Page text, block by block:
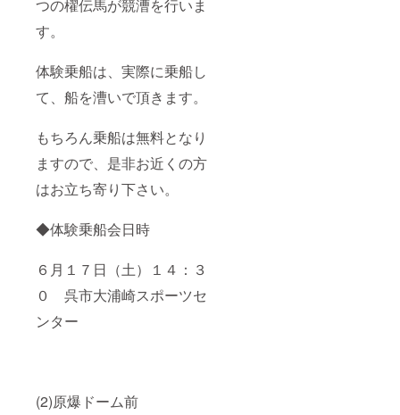
つの櫂伝馬が競漕を行いま
す。
体験乗船は、実際に乗船し
て、船を漕いで頂きます。
もちろん乗船は無料となり
ますので、是非お近くの方
はお立ち寄り下さい。
◆体験乗船会日時
６月１７日（土）１４：３
０ 呉市大浦崎スポーツセ
ンター
(2)原爆ドーム前